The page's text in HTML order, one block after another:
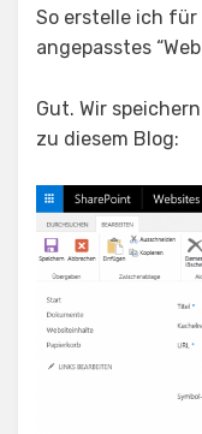
So erstelle ich für
angepasstes
Gut. Wir
zu diesem Blog: